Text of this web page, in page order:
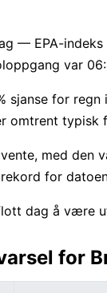
— EPA-
var
sjanse for
omtrent typisk
med den
for
dag å være
for